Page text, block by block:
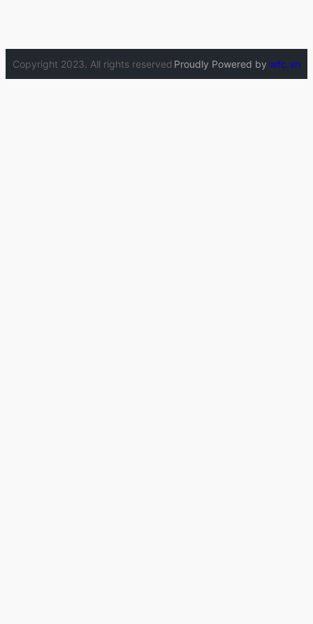
Copyright 2023. All rights reserved Proudly Powered by wfc.vn